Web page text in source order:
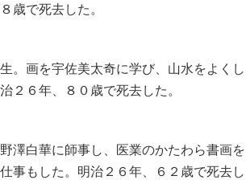
歳で死去した。
。画を宇佐美太奇に学び、山水をよくし
２６年、８０歳で死去した。
澤白華に師事し、医業のかたわら書画を
事もした。明治２６年、６２歳で死去し